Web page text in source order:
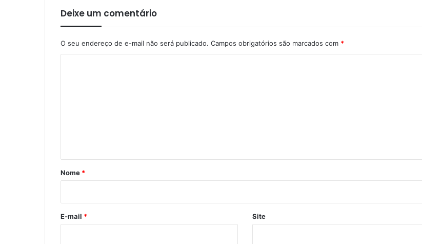
Deixe um comentário
O seu endereço de e-mail não será publicado. Campos obrigatórios são marcados com *
r
*
Nome *
E-mail * Site